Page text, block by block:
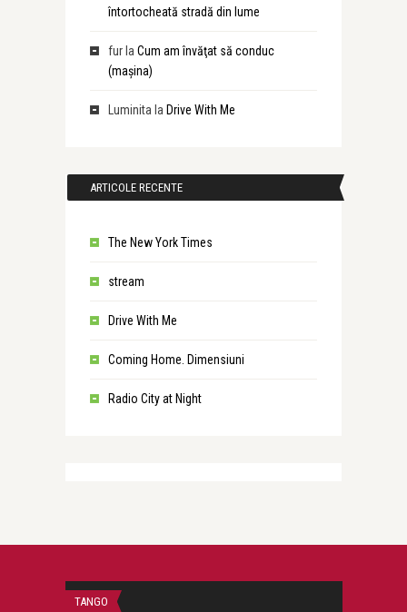
întortocheată stradă din lume
furla Cum am învăţat să conduc
(maşina)
Luminita la Drive With Me
ARTICOLE RECENTE
The New York Times
stream
Drive With Me
Coming Home. Dimensiuni
Radio City at Night
TANGO